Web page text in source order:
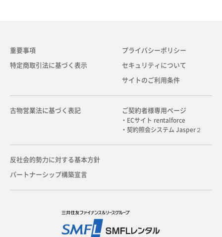
重要事項
特定商取引法に基づく表示
プライバシーポリシー
セキュリティについて
サイトのご利用条件
古物営業法に基づく表記 ご契約者様専用ページ
・ECサイト rentalforce
・契約照会システム Jasper２
反社会的勢力に対する基本方針
パートナーシップ構築宣言